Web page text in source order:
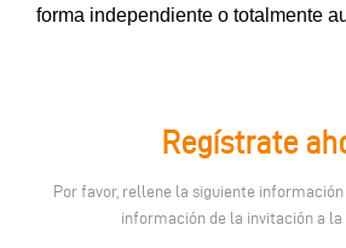
forma independiente o totalmente
Regístrate
Por favor, rellene la siguiente
información de la invitación a la